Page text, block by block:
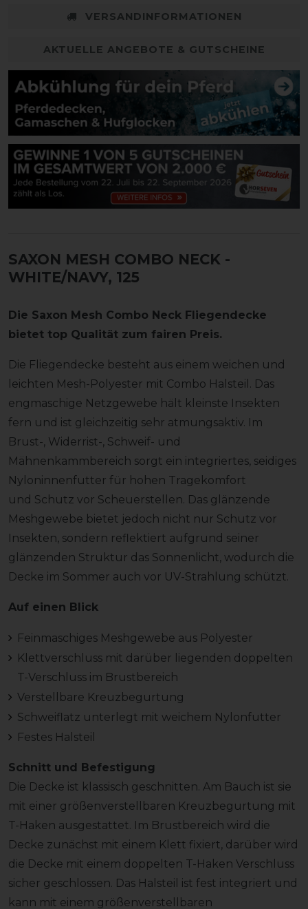
VERSANDINFORMATIONEN
AKTUELLE ANGEBOTE & GUTSCHEINE
SAXON MESH COMBO NECK -
WHITE/NAVY, 125
Die Saxon Mesh Combo Neck Fliegendecke
bietet top Qualität zum fairen Preis.
Die Fliegendecke besteht aus einem weichen und
leichten Mesh-Polyester mit Combo Halsteil. Das
engmaschige Netzgewebe hält kleinste Insekten
fern und ist gleichzeitig sehr atmungsaktiv. Im
Brust-, Widerrist-, Schweif- und
Mähnenkammbereich sorgt ein integriertes, seidiges
Nyloninnenfutter für hohen Tragekomfort
und Schutz vor Scheuerstellen. Das glänzende
Meshgewebe bietet jedoch nicht nur Schutz vor
Insekten, sondern reflektiert aufgrund seiner
glänzenden Struktur das Sonnenlicht, wodurch die
Decke im Sommer auch vor UV-Strahlung schützt.
Auf einen Blick
Feinmaschiges Meshgewebe aus Polyester
Klettverschluss mit darüber liegenden doppelten
T-Verschluss im Brustbereich
Verstellbare Kreuzbegurtung
Schweiflatz unterlegt mit weichem Nylonfutter
Festes Halsteil
Schnitt und Befestigung
Die Decke ist klassisch geschnitten. Am Bauch ist sie
mit einer größenverstellbaren Kreuzbegurtung mit
T-Haken ausgestattet. Im Brustbereich wird die
Decke zunächst mit einem Klett fixiert, darüber wird
die Decke mit einem doppelten T-Haken Verschluss
sicher geschlossen. Das Halsteil ist fest integriert und
kann mit einem größenverstellbaren